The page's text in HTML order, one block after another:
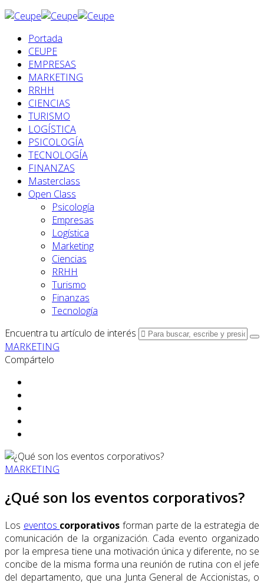
Portada
CEUPE
EMPRESAS
MARKETING
RRHH
CIENCIAS
TURISMO
LOGÍSTICA
PSICOLOGÍA
TECNOLOGÍA
FINANZAS
Masterclass
Open Class
Psicología
Empresas
Logística
Marketing
Ciencias
RRHH
Turismo
Finanzas
Tecnología
Encuentra tu artículo de interés
MARKETING
Compártelo
MARKETING
¿Qué son los eventos corporativos?
Los eventos corporativos forman parte de la estrategia de
comunicación de la organización. Cada evento organizado
por la empresa tiene una motivación única y diferente, no se
concibe de la misma forma una reunión de rutina con el jefe
del departamento, que una Junta General de Accionistas, o